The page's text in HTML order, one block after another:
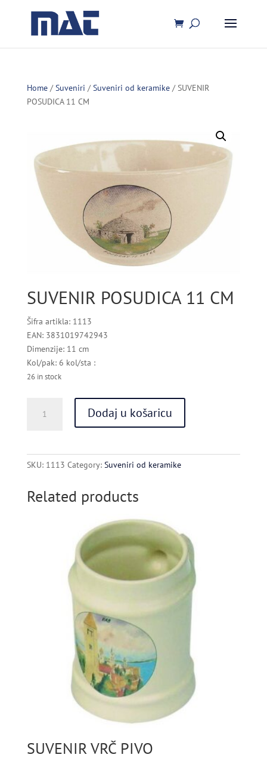
Home/Suveniri /Suveniri od keramike/ SUVENIR
POSUDICA 11 CM
SUVENIR POSUDICA 11 CM
Šifra artikla: 1113
EAN: 3831019742943
Dimenzije: 11 cm
Kol/pak: 6 kol/sta :
26 in stock
POSUDICA
Dodaj u košaricu
SKU: 1113 Category: Suveniri od keramike
Related products
SUVENIR VRČ PIVO